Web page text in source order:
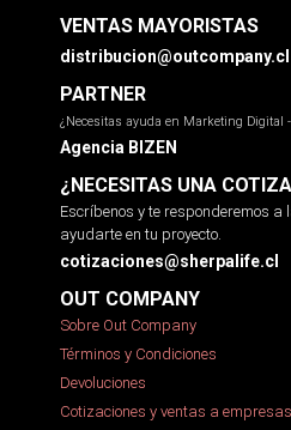
VENTAS MAYORISTAS
distribucion@outcompany.cl
PARTNER
¿Necesitas ayuda en Marketing Digital
Agencia BIZEN
¿NECESITAS UNA
Escríbenos y te responderemos
ayudarte en tu proyecto.
cotizaciones@sherpalife.cl
OUT COMPANY
Sobre Out Company
Términos y Condiciones
Devoluciones
Cotizaciones y ventas a empresas